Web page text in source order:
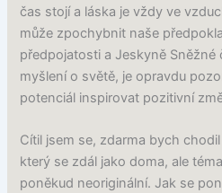
čas stojí a láska je vždy ve
může zpochybnit naše
předpojatosti a Jeskyně Sněžné
myšlení o světě, je opravdu
potenciál inspirovat pozitivní
Cítil jsem se, zdarma bych
který se zdál jako doma, ale
poněkud neoriginální. Jak se